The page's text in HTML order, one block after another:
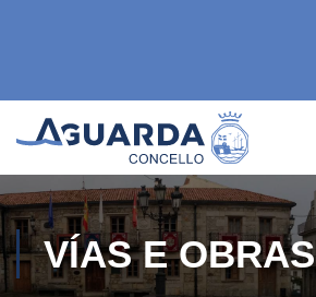
VÍAS E OBRAS